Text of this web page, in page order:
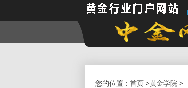
您的位置： 首页>黄金学院 >